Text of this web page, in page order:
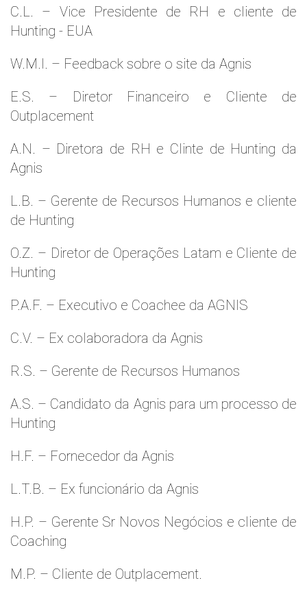
C.L. – Vice Presidente de RH e cliente de
Hunting - EUA
W.M.l. – Feedback sobre o site da Agnis
E.S. – Diretor Financeiro e Cliente de
Outplacement
A.N. – Diretora de RH e Clinte de Hunting da
Agnis
L.B. – Gerente de Recursos Humanos e cliente
de Hunting
O.Z. – Diretor de Operações Latam e Cliente de
Hunting
P.A.F. – Executivo e Coachee da AGNIS
C.V. – Ex colaboradora da Agnis
R.S. – Gerente de Recursos Humanos
A.S. – Candidato da Agnis para um processo de
Hunting
H.F. – Fornecedor da Agnis
L.T.B. – Ex funcionário da Agnis
H.P. – Gerente Sr Novos Negócios e cliente de
Coaching
M.P. – Cliente de Outplacement.